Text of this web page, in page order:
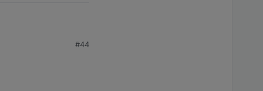
#44